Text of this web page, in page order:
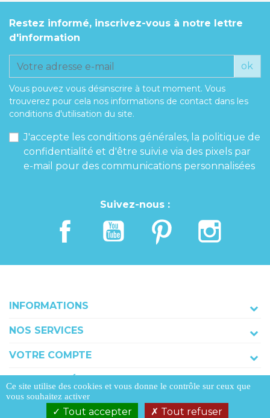
Restez informé, inscrivez-vous à notre lettre
d'information
ok
Vous pouvez vous désinscrire à tout moment. Vous
trouverez pour cela nos informations de contact dans les
conditions d'utilisation du site.
J'accepte les conditions générales, la politique de
confidentialité et d'être suivi.e via des pixels par
e-mail pour des communications personnalisées
Suivez-nous :
INFORMATIONS
NOS SERVICES
VOTRE COMPTE
Ce site utilise des cookies et vous donne le contrôle sur ceux que
vous souhaitez activer
Tout accepter Tout refuser